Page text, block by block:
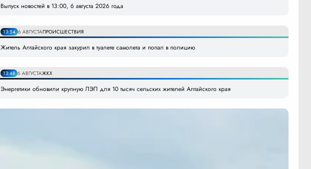
Выпуск новостей в 13:00, 6 августа 2026 года
13:54 6 АВГУСТАПРОИСШЕСТВИЯ
Житель Алтайского края закурил в туалете самолета и попал в полицию
13:48 6 АВГУСТАЖКХ
Энергетики обновили крупную ЛЭП для 10 тысяч сельских жителей Алтайского края